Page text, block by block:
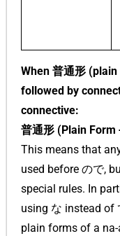
When 普通形
followed by
connective:
普通形 (Plain Form
This means that
used before ので,
special rules. In
using な instead of
plain forms of a